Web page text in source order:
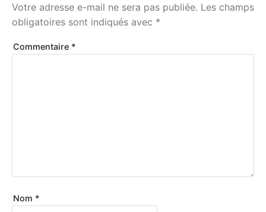
Votre adresse e-mail ne sera pas publiée. Les champs
obligatoires sont indiqués avec *
Commentaire *
Nom *